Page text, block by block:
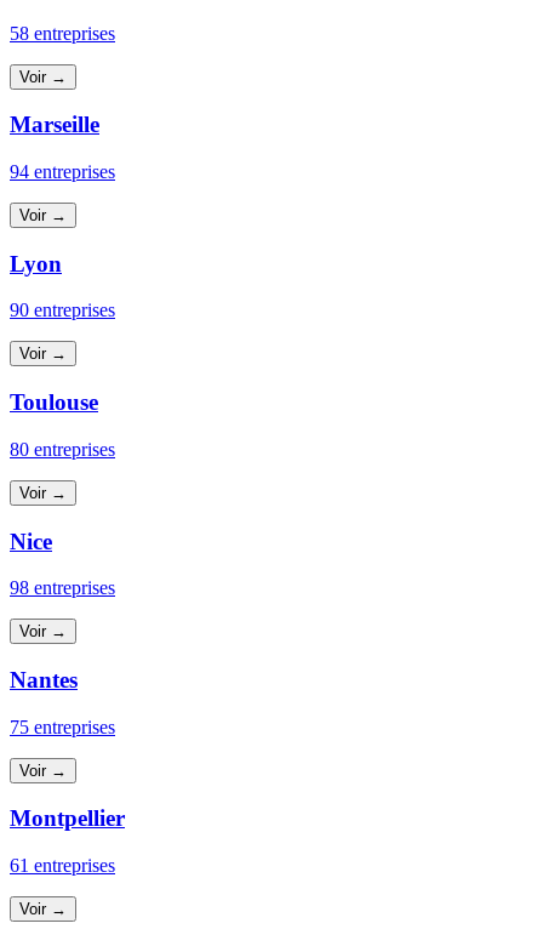
58 entreprises
Voir →
Marseille
94 entreprises
Voir →
Lyon
90 entreprises
Voir →
Toulouse
80 entreprises
Voir →
Nice
98 entreprises
Voir →
Nantes
75 entreprises
Voir →
Montpellier
61 entreprises
Voir →